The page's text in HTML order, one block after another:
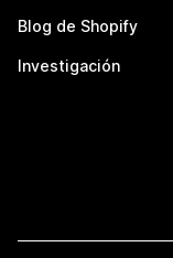
Blog de Shopify
Investigación